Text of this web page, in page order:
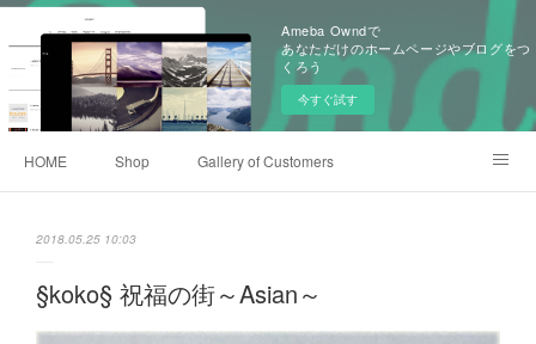
Ameba Owndで
あなただけのホームページやブログをつ
くろう
今すぐ試す
HOME Shop Gallery of Customers
2018.05.25 10:03
§koko§ 祝福の街～Asian～